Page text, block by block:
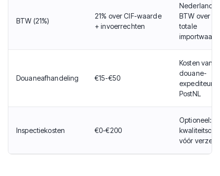
BTW (21%)
21% over CIF-waarde
+ invoerrechten
Nederlandse
BTW over de
totale
Douaneafhandeling €15-€50
Kosten van
douane-
expediteur
PostNL
Inspectiekosten €0-€200
Optioneel:
vóór